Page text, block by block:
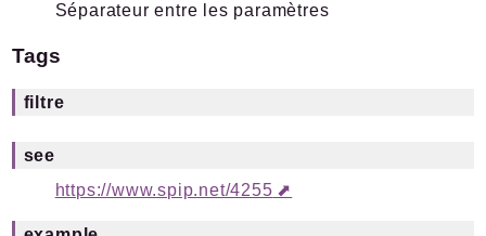
Séparateur entre les paramètres
Tags
filtre
see
https://www.spip.net/4255